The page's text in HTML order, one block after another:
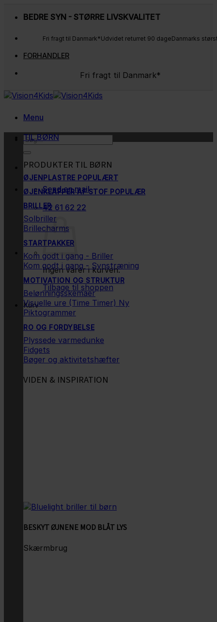
BEDRE SYN - STØRRE LIVSKVALITET
Fri fragt til Danmark*Udvidet returret 90 dageDanmarks
FORHANDLER
Fri fragt til Danmark*
Menu
Søg
Send en mail
42 61 62 22
Ingen varer i kurven.
Tilbage til shoppen
Kurv
TIL BØRN
PRODUKTER TIL BØRN
ØJENPLASTRE
ØJENKLAPPER AF STOF
BRILLER
Solbriller
Brillecharms
STARTPAKKER
Kom godt i gang - Briller
Kom godt i gang - Synstræning
MOTIVATION OG STRUKTUR
Belønningsskemaer
Visuelle ure (Time Timer)
Piktogrammer
RO OG FORDYBELSE
Plyssede varmedunke
Fidgets
Bøger og aktivitetshæfter
VIDEN & INSPIRATION
BESKYT ØJNENE MOD BLÅT LYS
Skærmbrug